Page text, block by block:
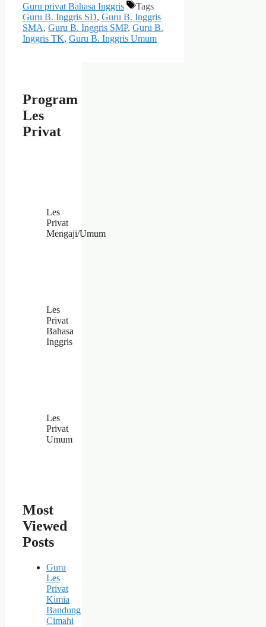
Guru privat Bahasa Inggris
Tags
Guru B. Inggris SD, Guru B. Inggris
SMA, Guru B. Inggris SMP, Guru B.
Inggris TK, Guru B. Inggris Umum
Program
Les
Privat
Les
Privat
Mengaji/Umum
Les
Privat
Bahasa
Inggris
Les
Privat
Umum
Most
Viewed
Posts
Guru
Les
Privat
Kimia
Bandung
Cimahi